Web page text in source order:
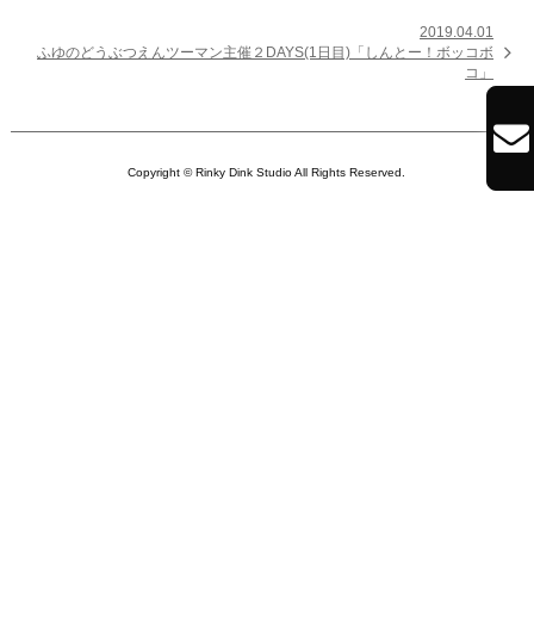
2019.04.01
ふゆのどうぶつえんツーマン主催２DAYS(1日目)「しんとー！ボッコボ
コ」


Copyright © Rinky Dink Studio All Rights Reserved.